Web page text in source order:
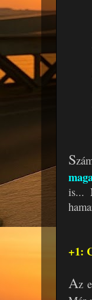
S
is...
+1:
Az